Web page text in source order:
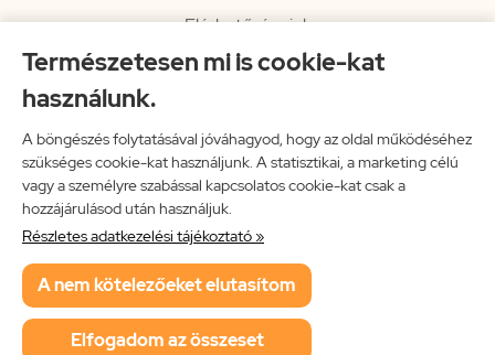
Természetesen mi is cookie-kat
használunk.
A böngészés folytatásával jóváhagyod, hogy az oldal működéséhez
szükséges cookie-kat használjunk. A statisztikai, a marketing célú
vagy a személyre szabással kapcsolatos cookie-kat csak a
hozzájárulásod után használjuk.
Részletes adatkezelési tájékoztató »
A nem kötelezőeket elutasítom
Elfogadom az összeset
Elérhetőségeink
Hírlevél
Impresszum
Vissza a főoldalra
Neon Music Hungary Bt.
ÁSZF
Adatkezelési tájékoztató